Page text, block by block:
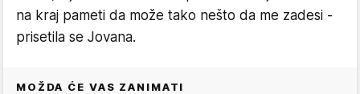
na kraj pameti da može tako nešto da me zadesi -
prisetila se Jovana.
MOŽDA ĆE VAS ZANIMATI